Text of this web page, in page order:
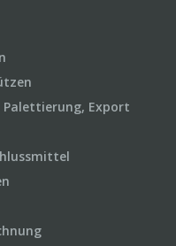
Export